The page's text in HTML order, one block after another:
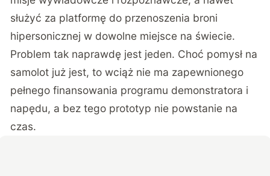
służyć za platformę do przenoszenia broni
hipersonicznej w dowolne miejsce na świecie.
Problem tak naprawdę jest jeden. Choć pomysł na
samolot już jest, to wciąż nie ma zapewnionego
pełnego finansowania programu demonstratora i
napędu, a bez tego prototyp nie powstanie na
czas.